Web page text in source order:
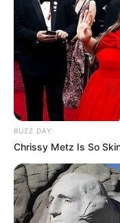
BUZZ DAY
Chrissy Metz Is So